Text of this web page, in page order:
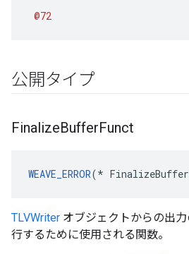
@72
公開タイプ
FinalizeBufferFunct
WEAVE_ERROR(*
TLVWriter オブジェクトからの出
行するために使用される関数。